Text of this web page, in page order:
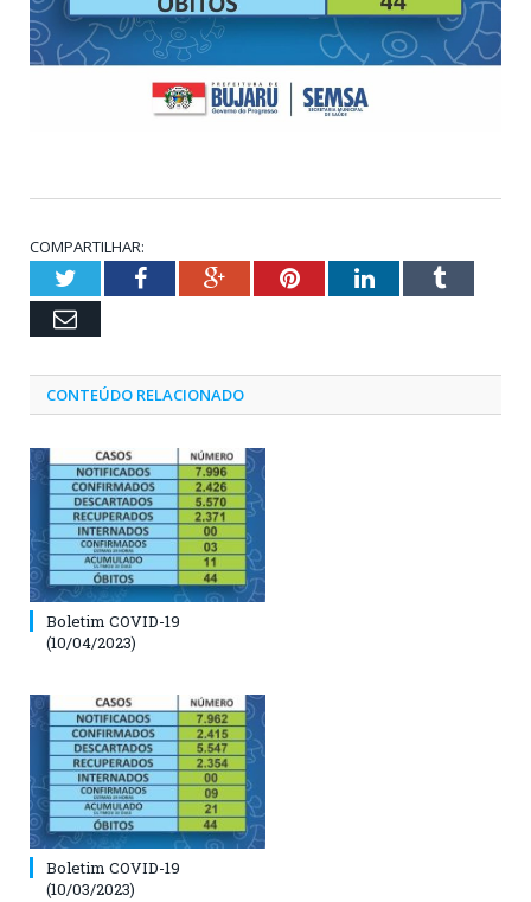
COMPARTILHAR:
TwitterFacebookGoogle+PinterestLinkedInTumblr
Email
CONTEÚDO RELACIONADO
Boletim COVID-19
(10/04/2023)
Boletim COVID-19
(10/03/2023)